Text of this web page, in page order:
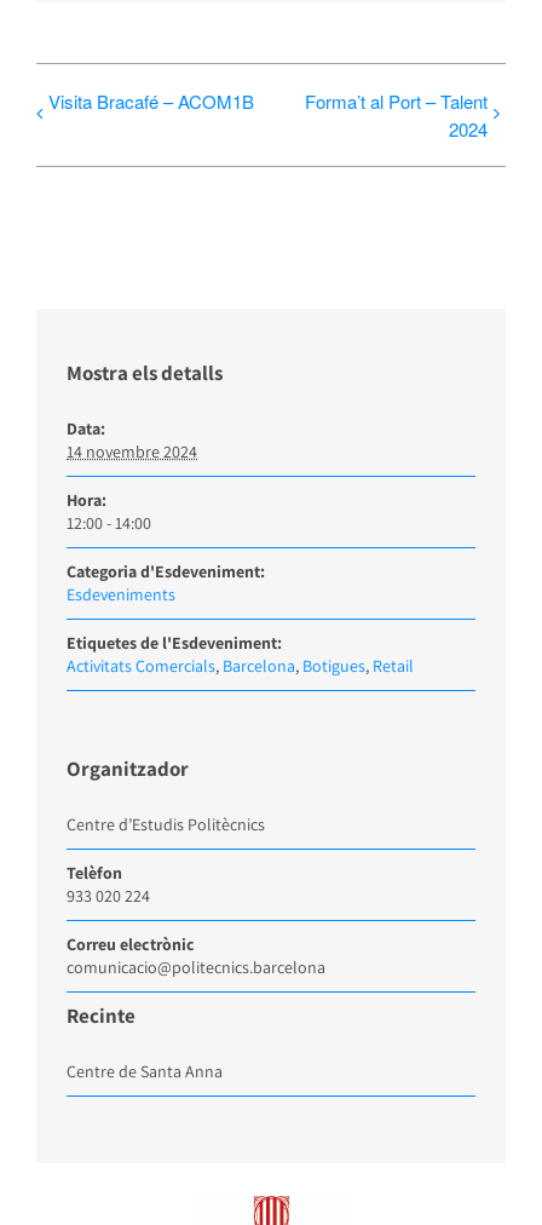
Visita Bracafé – ACOM1B
Forma’t al Port – Talent
2024
Mostra els detalls
Data:
14 novembre 2024
Hora:
12:00 - 14:00
Categoria d'Esdeveniment:
Esdeveniments
Etiquetes de l'Esdeveniment:
Activitats Comercials, Barcelona, Botigues, Retail
Recinte
Centre de Santa Anna
Organitzador
Centre d’Estudis Politècnics
Telèfon
933 020 224
Correu electrònic
comunicacio@politecnics.barcelona